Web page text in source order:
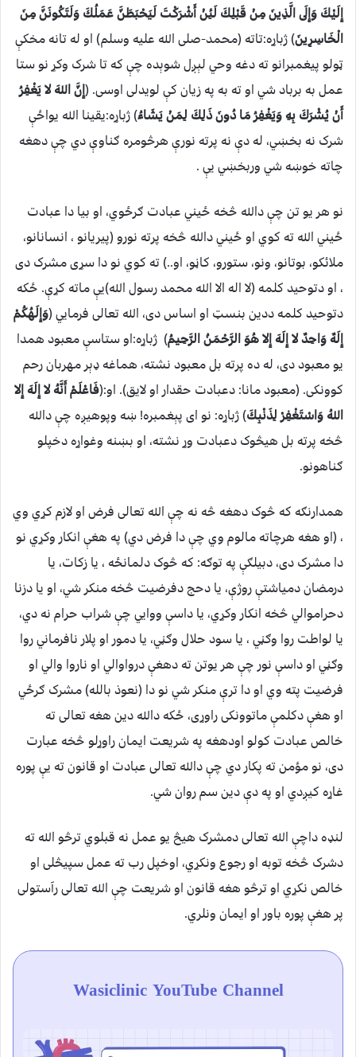
إِلَيْكَ وَإِلَى الَّذِينَ مِنْ قَبْلِكَ لَئِنْ أَشْرَكْتَ لَيَحْبَطَنَّ عَمَلُكَ وَلَتَكُونَنَّ مِنَ
الْخَاسِرِينَ) ژباړه:تاته (محمد-صلی الله علیه وسلم) او له تانه مخکې
ټولو پیغمبرانو ته دغه وحي لېږل شوېده چې که تا شرک وکړ نو ستا
عمل به برباد شي او ته به په زیان کې لویدلی اوسی. (إِنَّ اللهَ لا يَغْفِرُ
أَنْ يُشْرَكَ بِهِ وَيَغْفِرُ مَا دُونَ ذَلِكَ لِمَنْ يَشَاءُ) ژباړه:یقینا الله یواځې
شرک نه بخښي، له دې نه پرته نورې هرڅومره ګناوې دي چې دهغه
چاته خوښه شي وربخښي یې .
نو هر یو تن چې دالله څخه ځيني عبادت ګرځوي، او بیا دا عبادت
ځيني الله ته کوي او ځيني دالله څخه پرته نورو (پیریانو ، انسانانو،
ملائکو، بوتانو، ونو، ستورو، کاڼو، او..) ته کوي نو دا سړی مشرک دی
، او دتوحید کلمه (لا اله الا الله محمد رسول الله)يې ماته کړې. ځکه
دتوحید کلمه ددین بنسټ او اساس دی، الله تعالی فرمايي (وَإِلَهُكُمْ
إِلَهٌ وَاحِدٌ لا إِلَهَ إِلا هُوَ الرَّحْمَنُ الرَّحِيمُ) ژباړه:او ستاسې معبود همدا
یو معبود دی، له ده پرته بل معبود نشته، هماغه ډېر مهربان رحم
کوونکی. (معبود مانا: دعبادت حقدار او لایق). او:(فَاعْلَمْ أَنَّهُ لا إِلَهَ إِلا
اللهُ وَاسْتَغْفِرْ لِذَنْبِكَ) ژباړه: نو ای پېغمبره! ښه وپوهیږه چې دالله
څخه پرته بل هیڅوک دعبادت وړ نشته، او بښنه وغواړه دخپلو
ګناهونو.
همدارنګه که څوک دهغه څه نه چې الله تعالی فرض او لازم کړي وي
، (او هغه هرچاته مالوم وي چې دا فرض دي) په هغې انکار وکړي نو
دا مشرک دی، دبیلګې په توګه: که څوک دلمانځه ، یا زکات، یا
درمضان دمياشتې روژې، یا دحج دفرضیت څخه منکر شي، او یا دزنا
دحراموالي څخه انکار وکړي، یا داسې ووايي چې شراب حرام نه دي،
یا لواطت روا وګڼي ، یا سود حلال وګڼي، یا دمور او پلار نافرماني روا
وګڼي او داسې نور چې هر یوتن ته دهغې درواوالي او ناروا والي او
فرضیت پته وي او دا ترې منکر شي نو دا (نعوذ بالله) مشرک ګرځي
او هغې دکلمې ماتوونکی راوړی، ځکه دالله دین هغه تعالی ته
خالص عبادت کولو اودهغه په شریعت ایمان راوړلو څخه عبارت
دی، نو مؤمن ته پکار دي چې دالله تعالی عبادت او قانون ته يې پوره
غاړه کيږدي او په دې دين سم روان شي.
لنډه داچې الله تعالی دمشرک هیڅ یو عمل نه قبلوي ترڅو الله ته
دشرک څخه توبه او رجوع ونکړي، اوخپل رب ته عمل سپیڅلی او
خالص نکړي او ترڅو هغه قانون او شریعت چې الله تعالی رآستولی
پر هغې پوره باور او ایمان ونلري.
Wasiclinic YouTube Channel